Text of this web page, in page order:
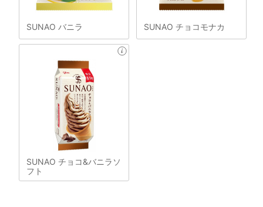
SUNAO バニラ SUNAO チョコモナカ
SUNAO チョコ&バニラソ
フト